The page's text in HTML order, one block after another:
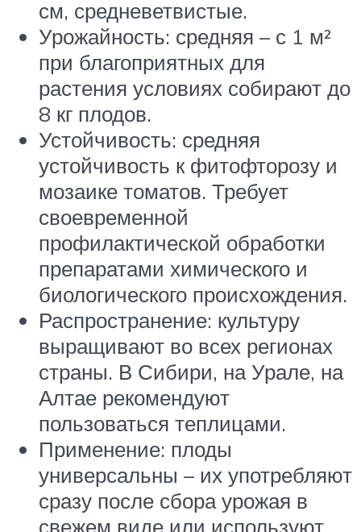
см, средневетвистые.
Урожайность: средняя – с 1 м²
при благоприятных для
растения условиях собирают до
8 кг плодов.
Устойчивость: средняя
устойчивость к фитофторозу и
мозаике томатов. Требует
своевременной
профилактической обработки
препаратами химического и
биологического происхождения.
Распространение: культуру
выращивают во всех регионах
страны. В Сибири, на Урале, на
Алтае рекомендуют
пользоваться теплицами.
Применение: плоды
универсальны – их употребляют
сразу после сбора урожая в
свежем виде или используют